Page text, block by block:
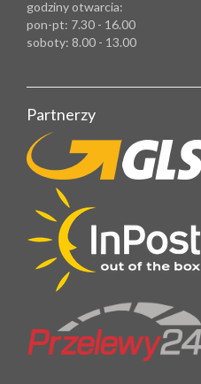
godziny otwarcia:
pon-pt: 7.30 - 16.00
soboty: 8.00 - 13.00
Partnerzy